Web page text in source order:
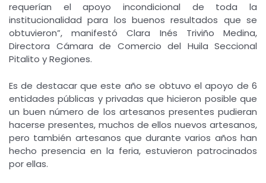
requerían el apoyo incondicional de toda la
institucionalidad para los buenos resultados que se
obtuvieron”, manifestó Clara Inés Triviño Medina,
Directora Cámara de Comercio del Huila Seccional
Pitalito y Regiones.
Es de destacar que este año se obtuvo el apoyo de 6
entidades públicas y privadas que hicieron posible que
un buen número de los artesanos presentes pudieran
hacerse presentes, muchos de ellos nuevos artesanos,
pero también artesanos que durante varios años han
hecho presencia en la feria, estuvieron patrocinados
por ellas.